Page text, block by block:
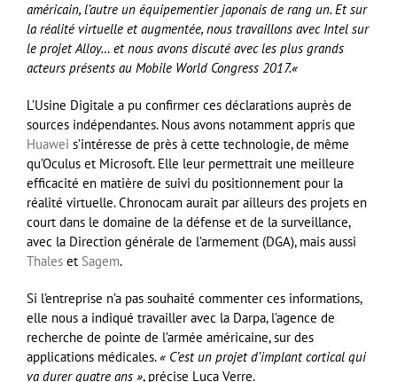
américain, l’autre un équipementier japonais de rang un. Et sur
la réalité virtuelle et augmentée, nous travaillons avec Intel sur
le projet Alloy… et nous avons discuté avec les plus grands
acteurs présents au Mobile World Congress 2017.«
L’Usine Digitale a pu confirmer ces déclarations auprès de
sources indépendantes. Nous avons notamment appris que
Huawei s’intéresse de près à cette technologie, de même
qu’Oculus et Microsoft. Elle leur permettrait une meilleure
efficacité en matière de suivi du positionnement pour la
réalité virtuelle. Chronocam aurait par ailleurs des projets en
court dans le domaine de la défense et de la surveillance,
avec la Direction générale de l’armement (DGA), mais aussi
Thales et Sagem.
Si l’entreprise n’a pas souhaité commenter ces informations,
elle nous a indiqué travailler avec la Darpa, l’agence de
recherche de pointe de l’armée américaine, sur des
applications médicales.« C’est un projet d’implant cortical qui
va durer quatre ans », précise Luca Verre.